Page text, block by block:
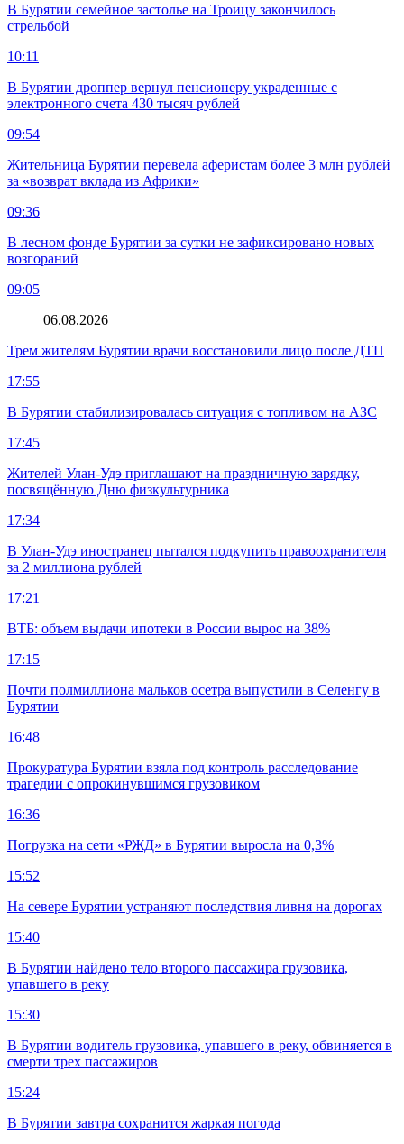
В Бурятии семейное застолье на Троицу закончилось
стрельбой
10:11
В Бурятии дроппер вернул пенсионеру украденные с
электронного счета 430 тысяч рублей
09:54
Жительница Бурятии перевела аферистам более 3 млн рублей
за «возврат вклада из Африки»
09:36
В лесном фонде Бурятии за сутки не зафиксировано новых
возгораний
09:05
06.08.2026
Трем жителям Бурятии врачи восстановили лицо после ДТП
17:55
В Бурятии стабилизировалась ситуация с топливом на АЗС
17:45
Жителей Улан-Удэ приглашают на праздничную зарядку,
посвящённую Дню физкультурника
17:34
В Улан-Удэ иностранец пытался подкупить правоохранителя
за 2 миллиона рублей
17:21
ВТБ: объем выдачи ипотеки в России вырос на 38%
17:15
Почти полмиллиона мальков осетра выпустили в Селенгу в
Бурятии
16:48
Прокуратура Бурятии взяла под контроль расследование
трагедии с опрокинувшимся грузовиком
16:36
Погрузка на сети «РЖД» в Бурятии выросла на 0,3%
15:52
На севере Бурятии устраняют последствия ливня на дорогах
15:40
В Бурятии найдено тело второго пассажира грузовика,
упавшего в реку
15:30
В Бурятии водитель грузовика, упавшего в реку, обвиняется в
смерти трех пассажиров
15:24
В Бурятии завтра сохранится жаркая погода